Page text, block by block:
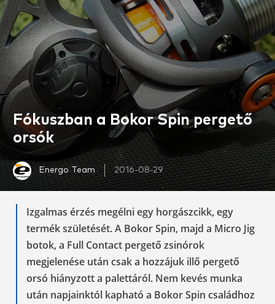
Fókuszban a Bokor Spin pergető
orsók
Energo Team 2016-08-29
Izgalmas érzés megélni egy horgászcikk, egy
termék születését. A Bokor Spin, majd a Micro Jig
botok, a Full Contact pergető zsinórok
megjelenése után csak a hozzájuk illő pergető
orsó hiányzott a palettáról. Nem kevés munka
után napjainktól kapható a Bokor Spin családhoz